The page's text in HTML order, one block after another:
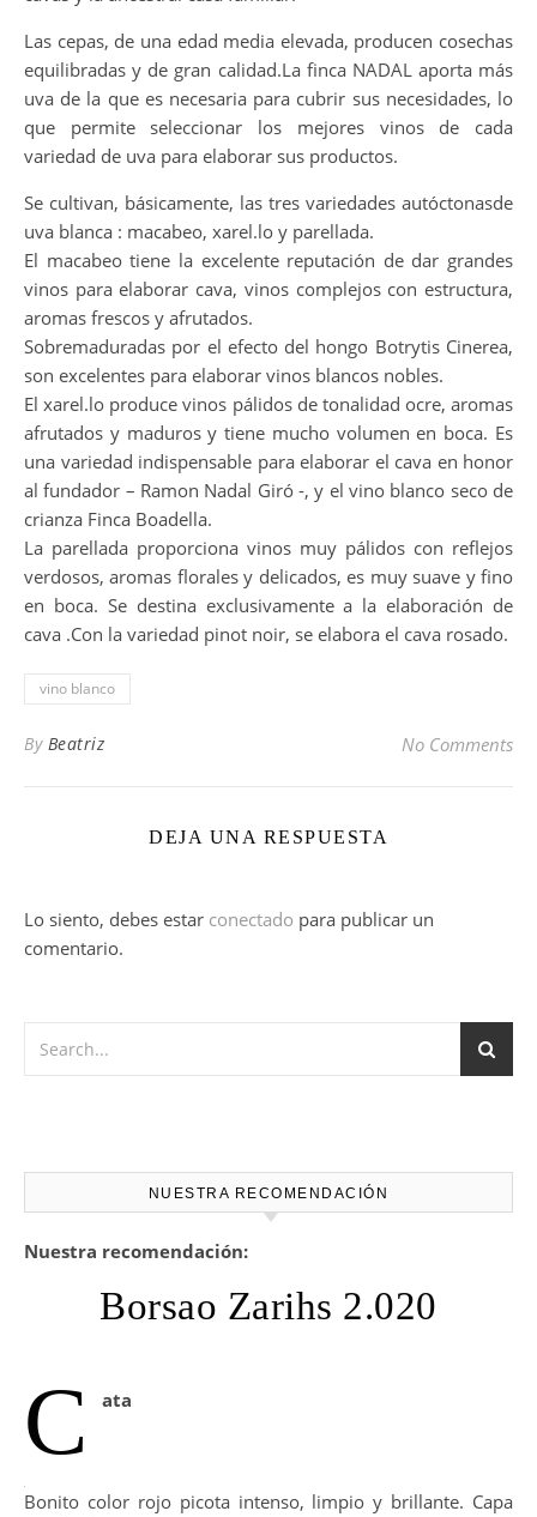
Las cepas, de una edad media elevada, producen cosechas
equilibradas y de gran calidad.La finca NADAL aporta más
uva de la que es necesaria para cubrir sus necesidades, lo
que permite seleccionar los mejores vinos de cada
variedad de uva para elaborar sus productos.
Se cultivan, básicamente, las tres variedades autóctonasde
uva blanca : macabeo, xarel.lo y parellada.
El macabeo tiene la excelente reputación de dar grandes
vinos para elaborar cava, vinos complejos con estructura,
aromas frescos y afrutados.
Sobremaduradas por el efecto del hongo Botrytis Cinerea,
son excelentes para elaborar vinos blancos nobles.
El xarel.lo produce vinos pálidos de tonalidad ocre, aromas
afrutados y maduros y tiene mucho volumen en boca. Es
una variedad indispensable para elaborar el cava en honor
al fundador – Ramon Nadal Giró -, y el vino blanco seco de
crianza Finca Boadella.
La parellada proporciona vinos muy pálidos con reflejos
verdosos, aromas florales y delicados, es muy suave y fino
en boca. Se destina exclusivamente a la elaboración de
cava .Con la variedad pinot noir, se elabora el cava rosado.
vino blanco
By Beatriz No Comments
DEJA UNA RESPUESTA
Lo siento, debes estar conectado para publicar un
comentario.
NUESTRA RECOMENDACIÓN
Nuestra recomendación:
Borsao Zarihs 2.020
C ata
Bonito color rojo picota intenso, limpio y brillante. Capa